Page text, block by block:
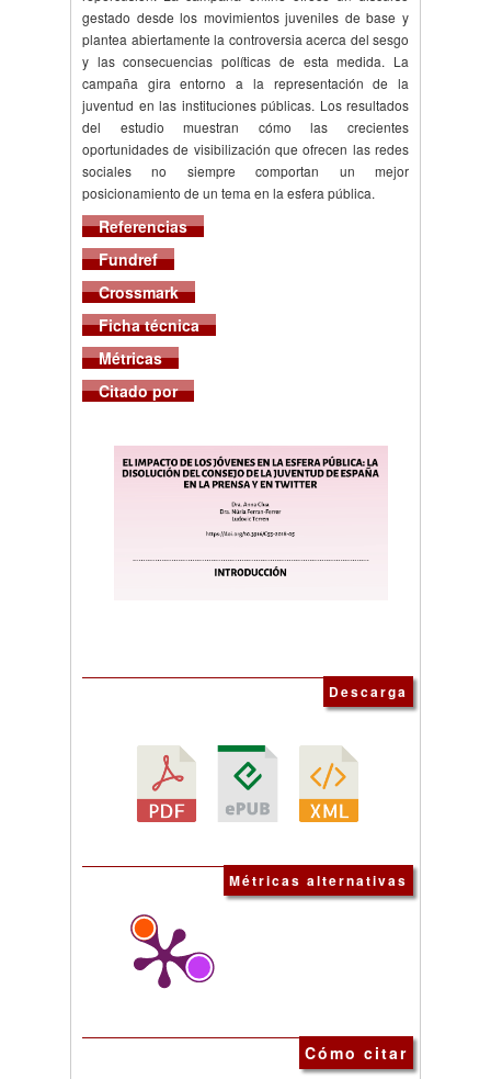
gestado desde los movimientos juveniles de base y
plantea abiertamente la controversia acerca del sesgo
y las consecuencias políticas de esta medida. La
campaña gira entorno a la representación de la
juventud en las instituciones públicas. Los resultados
del estudio muestran cómo las crecientes
oportunidades de visibilización que ofrecen las redes
sociales no siempre comportan un mejor
posicionamiento de un tema en la esfera pública.
Referencias
Fundref
Crossmark
Ficha técnica
Métricas
Citado por
Descarga
Métricas alternativas
Cómo citar